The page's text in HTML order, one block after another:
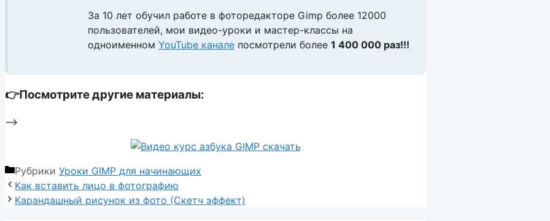
За 10 лет обучил работе в фоторедакторе Gimp более 12000
пользователей, мои видео-уроки и мастер-классы на
одноименном YouTube канале посмотрели более 1 400 000 раз!!!
👉Посмотрите другие материалы:
-->
Рубрики Уроки GIMP для начинающих
Как вставить лицо в фотографию
Карандашный рисунок из фото (Скетч эффект)